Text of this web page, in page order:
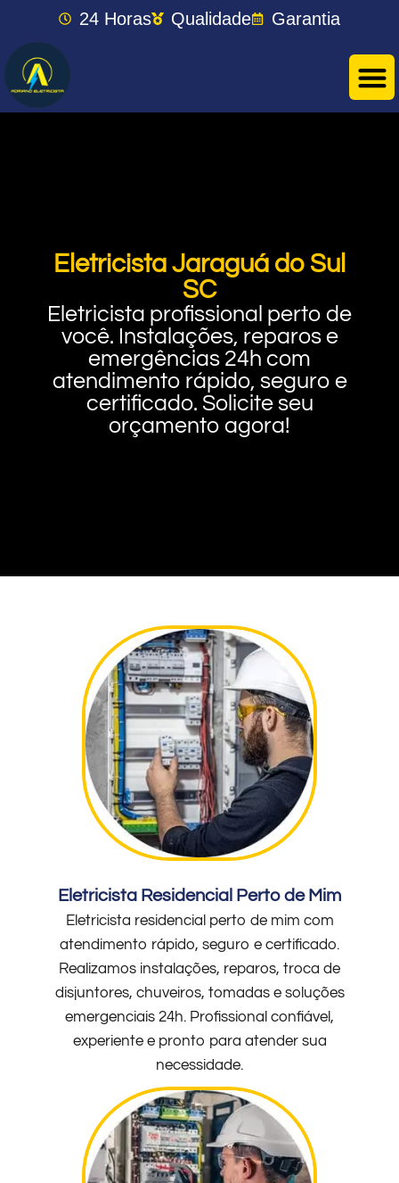
24 Horas Qualidade Garantia
Eletricista Jaraguá do Sul
SC
Eletricista profissional perto de
você. Instalações, reparos e
emergências 24h com
atendimento rápido, seguro e
certificado. Solicite seu
orçamento agora!
Eletricista Residencial Perto de Mim
Eletricista residencial perto de mim com
atendimento rápido, seguro e certificado.
Realizamos instalações, reparos, troca de
disjuntores, chuveiros, tomadas e soluções
emergenciais 24h. Profissional confiável,
experiente e pronto para atender sua
necessidade.